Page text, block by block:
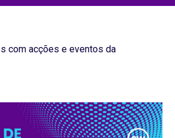
com acções e eventos da